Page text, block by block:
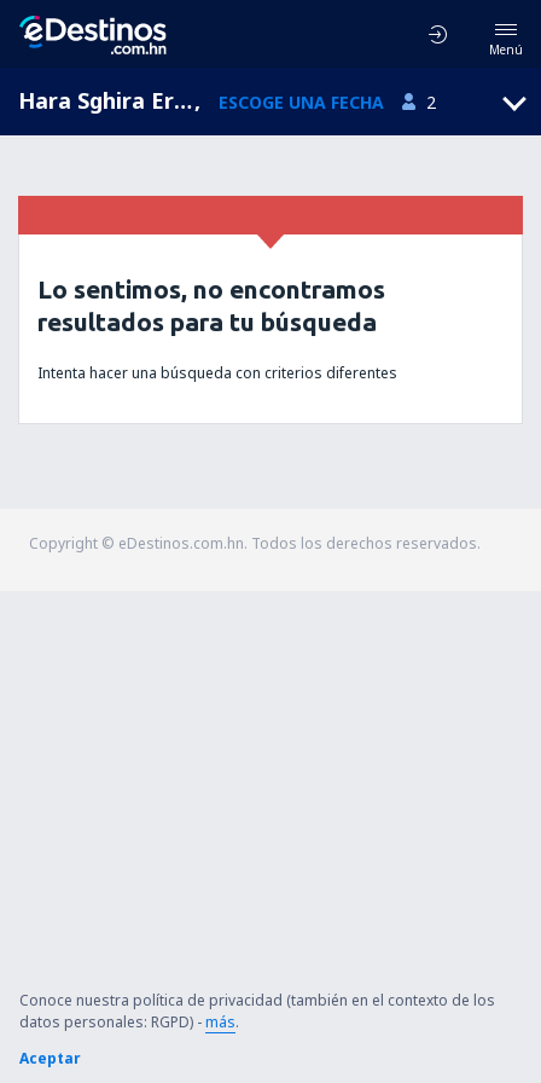
Menú
Hara Sghira Er Riadh, Medenine, Túnez, ESCOGE UNA FECHA 2
Lo sentimos, no encontramos
resultados para tu búsqueda
Intenta hacer una búsqueda con criterios diferentes
Copyright © eDestinos.com.hn. Todos los derechos reservados.
Conoce nuestra política de privacidad (también en el contexto de los
datos personales: RGPD) -más.
Aceptar